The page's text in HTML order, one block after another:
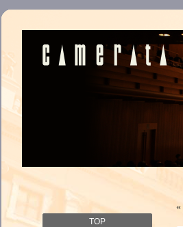
TOP
«